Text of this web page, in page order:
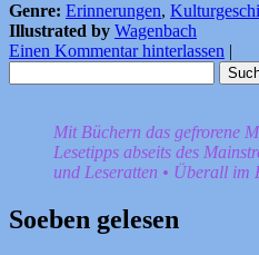
Genre: Erinnerungen,
Illustrated by Wagenbach
Einen Kommentar hinterlassen |
nach:
Mit Büchern das gefrorene
Lesetipps abseits des
und Leseratten • Überall im
Soeben gelesen